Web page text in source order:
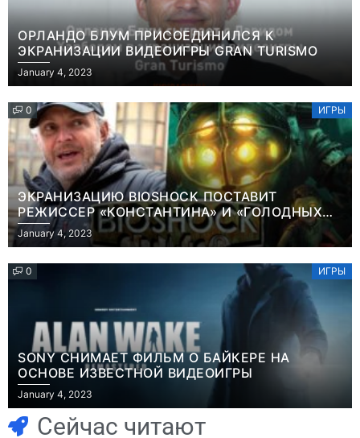
ОРЛАНДО БЛУМ ПРИСОЕДИНИЛСЯ К
ЭКРАНИЗАЦИИ ВИДЕОИГРЫ GRAN TURISMO
January 4, 2023
0 ИГРЫ
ЭКРАНИЗАЦИЮ BIOSHOCK ПОСТАВИТ
РЕЖИССЕР «КОНСТАНТИНА» И «ГОЛОДНЫХ
ИГР»
January 4, 2023
0 ИГРЫ
SONY СНИМАЕТ ФИЛЬМ О БАЙКЕРЕ НА
ОСНОВЕ ИЗВЕСТНОЙ ВИДЕОИГРЫ
January 4, 2023
Сейчас читают
Игры
Часть геймеров
считает, что мы
Новости
Победительница
«Неймовірних